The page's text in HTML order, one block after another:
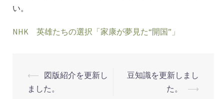
い。
NHK 英雄たちの選択「家康が夢見た“開国”」
投
稿
⟵ 図版紹介を更新し
ました。
豆知識を更新しまし
た。
⟶